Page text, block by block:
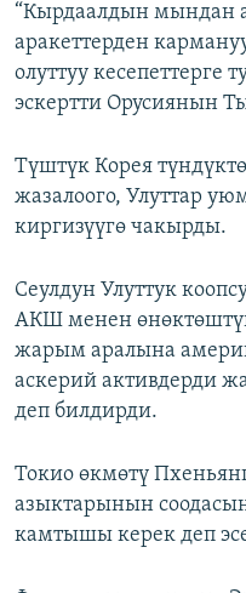
“Кырдаалдын мындан
аракеттерден
олуттуу кесепеттерге
эскертти Орусиянын
Түштүк Корея
жазалоого, Улуттар
киргизүүгө чакырды.
Сеулдун Улуттук
АКШ менен
жарым аралына
аскерий активдерди
деп билдирди.
Токио өкмөтү
азыктарынын
камтышы керек деп